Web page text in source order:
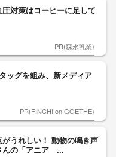
対策はコーヒーに足して
PR(森永乳業)
ッグを組み、新メディア
PR(FINCHI on GOETHE)
うれしい！ 動物の鳴き声
んの「アニア ...